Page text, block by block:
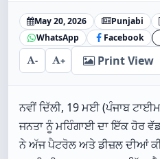
May 20, 2026 Punjabi
WhatsApp
Facebook
- + Print View
ਨਵੀਂ ਦਿੱਲੀ, 19 ਮਈ (ਪੰਜਾਬ
ਜਨਤਾ ਨੂੰ ਮਹਿੰਗਾਈ ਦਾ ਇੱਕ ਹੋਰ
ਨੇ ਅੱਜ ਪੈਟਰੋਲ ਅਤੇ ਡੀਜ਼ਲ ਦੀਆਂ